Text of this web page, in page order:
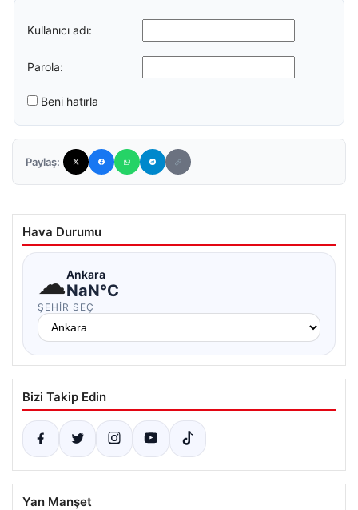
Kullanıcı adı:
Parola:
Beni hatırla
Paylaş:
Hava Durumu
☁Ankara
NaN°C
ŞEHIR SEÇ
Bizi Takip Edin
Yan Manşet